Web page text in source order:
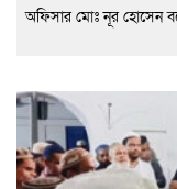
অফিসার মোঃ নূর হোসেন